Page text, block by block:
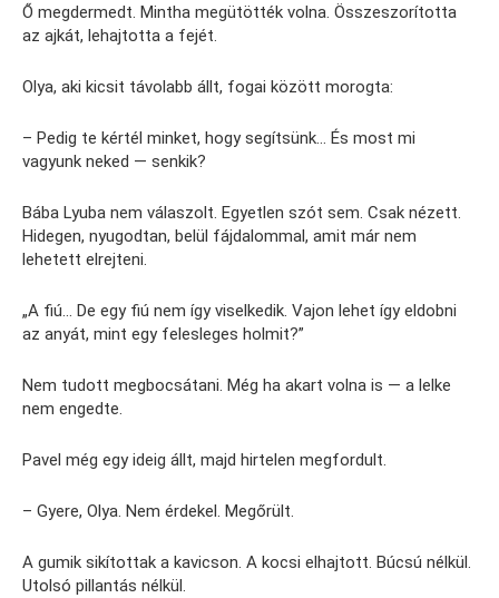
Ő megdermedt. Mintha megütötték volna. Összeszorította
az ajkát, lehajtotta a fejét.
Olya, aki kicsit távolabb állt, fogai között morogta:
– Pedig te kértél minket, hogy segítsünk… És most mi
vagyunk neked — senkik?
Bába Lyuba nem válaszolt. Egyetlen szót sem. Csak nézett.
Hidegen, nyugodtan, belül fájdalommal, amit már nem
lehetett elrejteni.
„A fiú… De egy fiú nem így viselkedik. Vajon lehet így eldobni
az anyát, mint egy felesleges holmit?”
Nem tudott megbocsátani. Még ha akart volna is — a lelke
nem engedte.
Pavel még egy ideig állt, majd hirtelen megfordult.
– Gyere, Olya. Nem érdekel. Megőrült.
A gumik sikítottak a kavicson. A kocsi elhajtott. Búcsú nélkül.
Utolsó pillantás nélkül.